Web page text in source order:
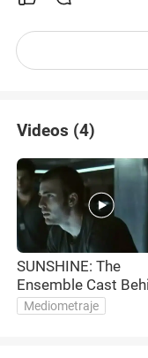
Videos (4)
SUNSHINE: The
Ensemble Cast
the Movie
Mediometraje